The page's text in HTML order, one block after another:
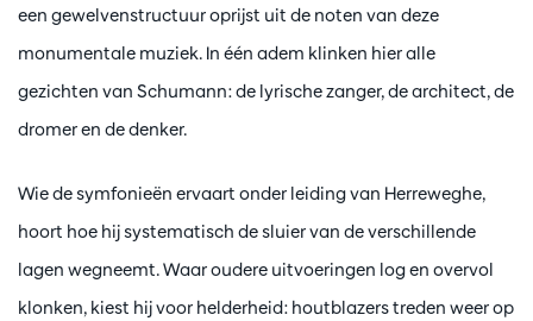
een gewelvenstructuur oprijst uit de noten van deze
monumentale muziek. In één adem klinken hier alle
gezichten van Schumann: de lyrische zanger, de architect, de
dromer en de denker.
Wie de symfonieën ervaart onder leiding van Herreweghe,
hoort hoe hij systematisch de sluier van de verschillende
lagen wegneemt. Waar oudere uitvoeringen log en overvol
klonken, kiest hij voor helderheid: houtblazers treden weer op